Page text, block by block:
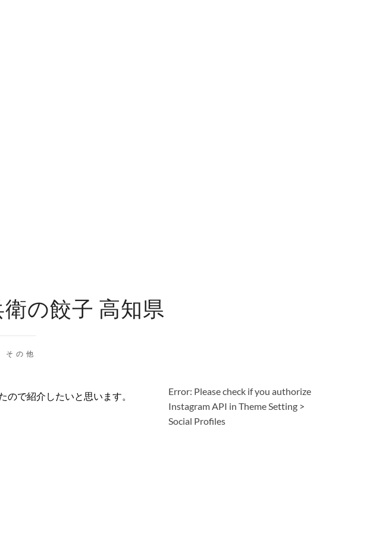
の餃子 高知県
その他
で紹介したいと思います。
Error: Please check if you authorize
Instagram API in Theme Setting >
Social Profiles